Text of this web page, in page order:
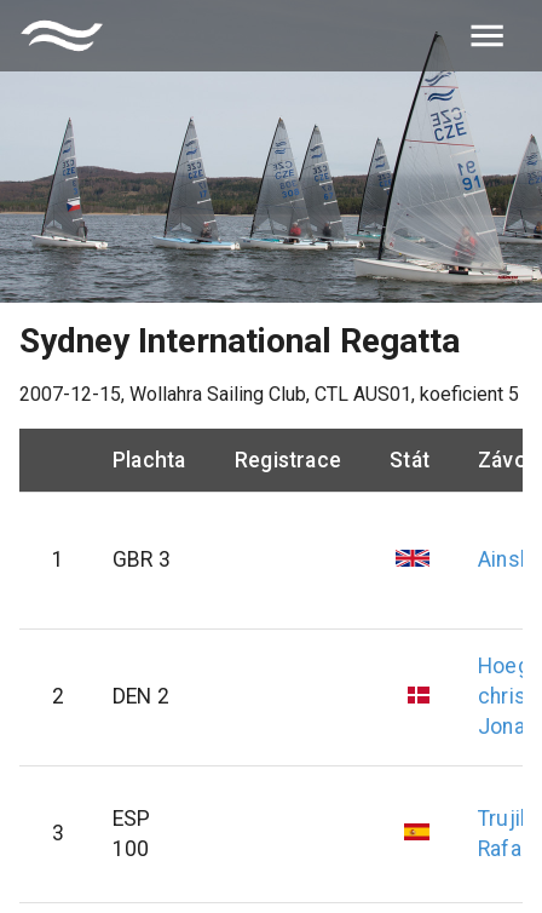
Sydney International Regatta
2007-12-15, Wollahra Sailing Club, CTL AUS01, koeficient 5
Plachta Registrace Stát
1 GBR 3 Ainslie
2 DEN 2
Jonas
3
ESP
100
Trujillo
Rafael